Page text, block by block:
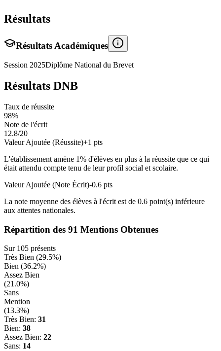
Résultats
Résultats Académiques
Session 2025Diplôme National du Brevet
Résultats DNB
Taux de réussite
98%
Note de l'écrit
12.8/20
Valeur Ajoutée (Réussite)+1 pts
L'établissement amène 1% d'élèves en plus à la réussite que ce qui
était attendu compte tenu de leur profil social et scolaire.
Valeur Ajoutée (Note Écrit)-0.6 pts
La note moyenne des élèves à l'écrit est de 0.6 point(s) inférieure
aux attentes nationales.
Répartition des 91 Mentions Obtenues
Sur 105 présents
Très Bien (29.5%)
Bien (36.2%)
Assez Bien
(21.0%)
Sans
Mention
(13.3%)
Très Bien: 31
Bien: 38
Assez Bien: 22
Sans: 14